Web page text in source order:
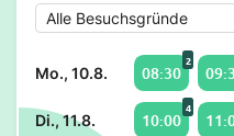
Mo., 10.8. 08:30
2
Di., 11.8. 10:00
4